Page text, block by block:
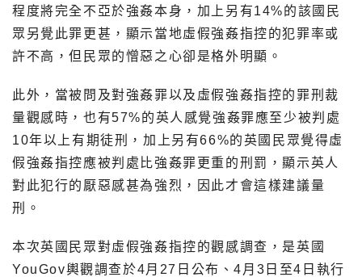
程度將完全不亞於強姦本身，加上另有14%的該國民
眾另覺此罪更甚，顯示當地虛假強姦指控的犯罪率或
許不高，但民眾的憎惡之心卻是格外明顯。
此外，當被問及對強姦罪以及虛假強姦指控的罪刑裁
量觀感時，也有57%的英人感覺強姦罪應至少被判處
10年以上有期徒刑，加上另有66%的英國民眾覺得虛
假強姦指控應被判處比強姦罪更重的刑罰，顯示英人
對此犯行的厭惡感甚為強烈，因此才會這樣建議量
刑。
本次英國民眾對虛假強姦指控的觀感調查，是英國
YouGov輿觀調查於4月27日公布、4月3日至4日執行